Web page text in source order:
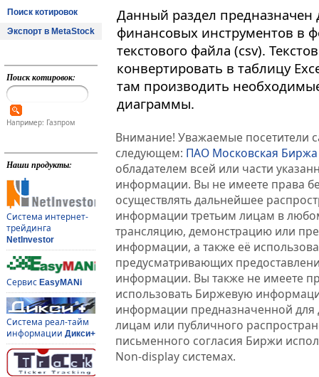
Поиск котировок
Экспорт в MetaStock
Поиск котировок:
Например: Газпром
Наши продукты:
Система интернет-
трейдинга
NetInvestor
Сервис EasyMANi
Система реал-тайм
информации Дикси+
Данный раздел
финансовых инструментов в
текстового файла (csv).
конвертировать в таблицу
там производить
диаграммы.
Внимание! Уважаемые посетители
следующем: ПАО Московская Биржа
обладателем всей или части
информации. Вы не имеете права
осуществлять дальнейшее
информации третьим лицам в
трансляцию, демонстрацию или
информации, а также её
предусматривающих
информации. Вы также не имеете
использовать Биржевую
информации предназначенной для
лицам или публичного
письменного согласия Биржи
Non-display системах.